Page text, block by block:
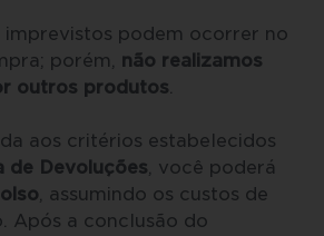
imprevistos podem ocorrer no
porém, não realizamos
outros produtos.
aos critérios estabelecidos
de Devoluções, você poderá
, assumindo os custos de
Após a conclusão do